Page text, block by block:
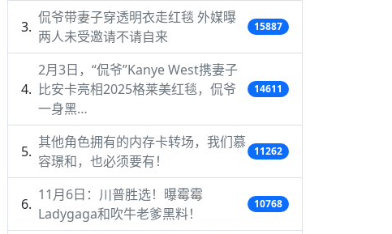
侃爷带妻子穿透明衣走红毯 外媒曝
两人未受邀请不请自来
15887
2月3日，“侃爷”Kanye West携妻子
比安卡亮相2025格莱美红毯，侃爷
一身黑…
14611
其他角色拥有的内存卡转场，我们慕
容璟和，也必须要有！
11262
11月6日：川普胜选！曝霉霉
Ladygaga和吹牛老爹黑料！
10768